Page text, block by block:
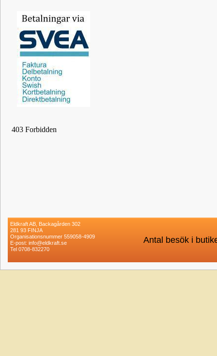
Eldkraft AB, Backagården 302
281 93 FINJA
Organisationsnummer 559058-4909
E-post: info@eldkraft.se
Tel 0708-832270
Antal besök i